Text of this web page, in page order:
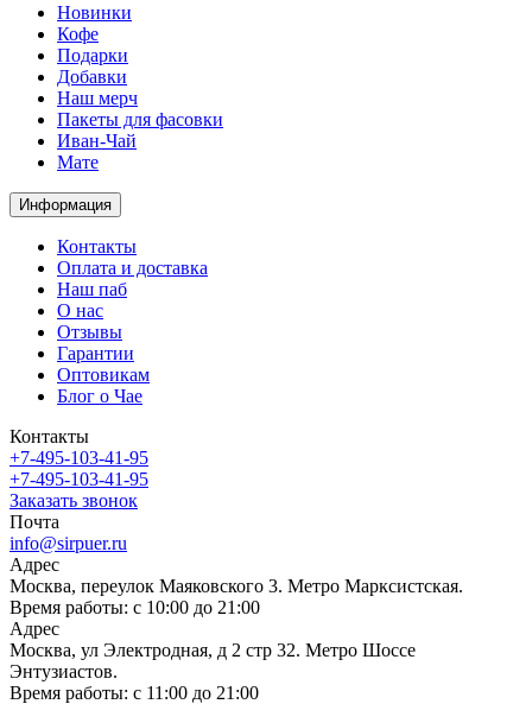
Новинки
Кофе
Подарки
Добавки
Наш мерч
Пакеты для фасовки
Иван-Чай
Мате
Информация
Контакты
Оплата и доставка
Наш паб
О нас
Отзывы
Гарантии
Оптовикам
Блог о Чае
Контакты
+7-495-103-41-95
+7-495-103-41-95
Заказать звонок
Почта
info@sirpuer.ru
Адрес
Москва, переулок Маяковского 3. Метро Марксистская.
Время работы: с 10:00 до 21:00
Адрес
Москва, ул Электродная, д 2 стр 32. Метро Шоссе
Энтузиастов.
Время работы: с 11:00 до 21:00